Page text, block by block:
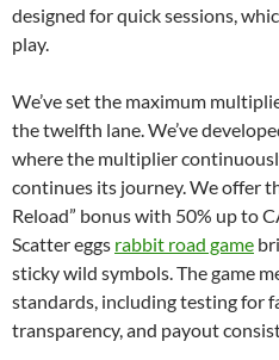
designed for quick sessions,
play.
We’ve set the maximum
the twelfth lane. We’ve
where the multiplier
continues its journey. We offer
Reload” bonus with 50% up to
Scatter eggs rabbit road game
sticky wild symbols. The game
standards, including testing for
transparency, and payout